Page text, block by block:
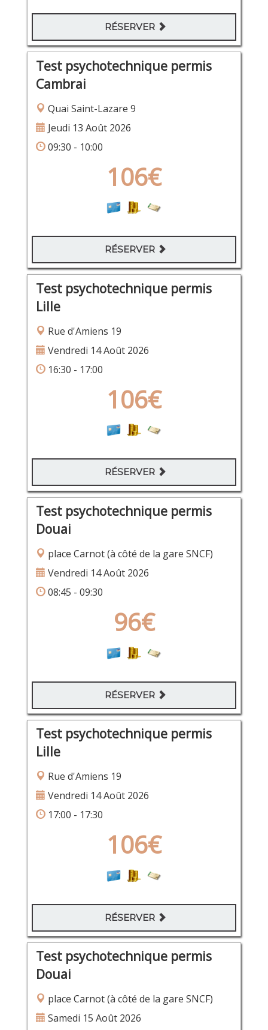
RÉSERVER
Test psychotechnique permis
Cambrai
Quai Saint-Lazare 9
Jeudi 13 Août 2026
09:30 - 10:00
106€
RÉSERVER
Test psychotechnique permis
Lille
Rue d'Amiens 19
Vendredi 14 Août 2026
16:30 - 17:00
106€
RÉSERVER
Test psychotechnique permis
Douai
place Carnot (à côté de la gare SNCF)
Vendredi 14 Août 2026
08:45 - 09:30
96€
RÉSERVER
Test psychotechnique permis
Lille
Rue d'Amiens 19
Vendredi 14 Août 2026
17:00 - 17:30
106€
RÉSERVER
Test psychotechnique permis
Douai
place Carnot (à côté de la gare SNCF)
Samedi 15 Août 2026